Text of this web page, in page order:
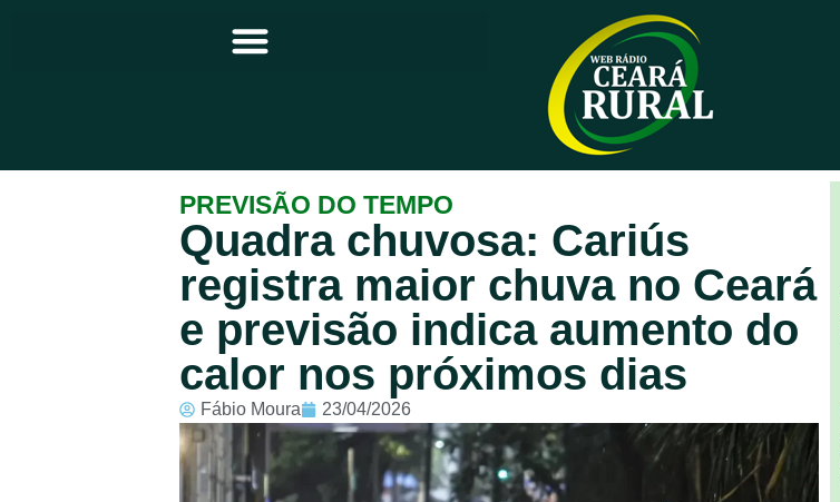
Principal
Notícias
Programação
Equipe
Contato
Sobre
PREVISÃO DO TEMPO
Quadra chuvosa: Cariús
registra maior chuva no Ceará
e previsão indica aumento do
calor nos próximos dias
Fábio Moura 23/04/2026